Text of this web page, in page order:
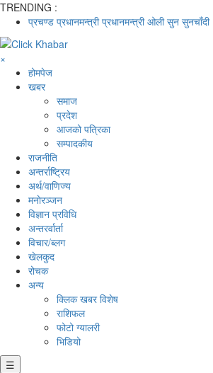
TRENDING :
प्रचण्ड प्रधानमन्त्री प्रधानमन्त्री ओली सुन सुनचाँदी
×
होमपेज
खबर
समाज
प्रदेश
आजको पत्रिका
सम्पादकीय
राजनीति
अन्तर्राष्ट्रिय
अर्थ/वाणिज्य
मनाेरञ्जन
विज्ञान प्रविधि
अन्तरर्वार्ता
विचार/ब्लग
खेलकुद
रोचक
अन्य
क्लिक खबर विशेष
राशिफल
फोटो ग्यालरी
भिडियो
☰